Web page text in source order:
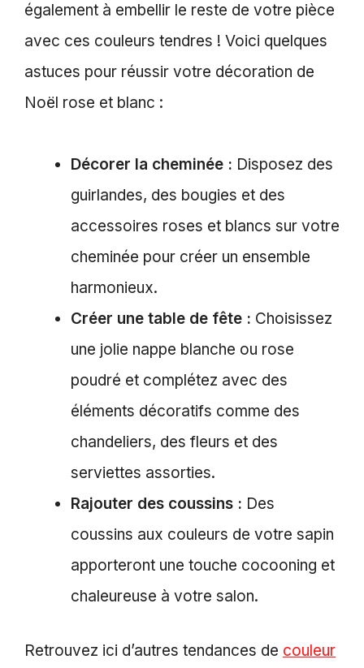
également à embellir le reste de votre pièce
avec ces couleurs tendres ! Voici quelques
astuces pour réussir votre décoration de
Noël rose et blanc :
Décorer la cheminée : Disposez des
guirlandes, des bougies et des
accessoires roses et blancs sur votre
cheminée pour créer un ensemble
harmonieux.
Créer une table de fête : Choisissez
une jolie nappe blanche ou rose
poudré et complétez avec des
éléments décoratifs comme des
chandeliers, des fleurs et des
serviettes assorties.
Rajouter des coussins : Des
coussins aux couleurs de votre sapin
apporteront une touche cocooning et
chaleureuse à votre salon.
Retrouvez ici d’autres tendances de couleur